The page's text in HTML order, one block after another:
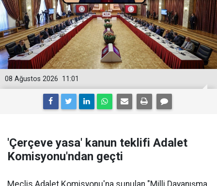
11:01
08 Ağustos 2026
'Çerçeve yasa' kanun teklifi Adalet
Komisyonu'ndan geçti